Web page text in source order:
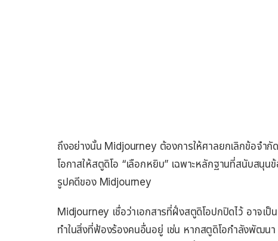
ถึงอย่างนั้น Midjourney ต้องการให้ศาลยกเลิกข้อจำกั
โอกาสให้สตูดิโอ “เลือกหยิบ” เฉพาะหลักฐานที่สนับสนุ
รูปคดีของ Midjourney
Midjourney เชื่อว่าเอกสารที่ฝั่งสตูดิโอปกปิดไว้ อาจเ
ทำในสิ่งที่ฟ้องร้องคนอื่นอยู่ เช่น หากสตูดิโอกำลังพัฒนา